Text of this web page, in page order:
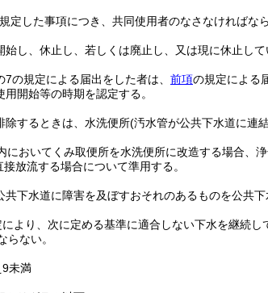
定した事項につき、共同使用者のなさなければな
し、休止し、若しくは廃止し、又は現に休止し
の規定による届出をした者は、 前項の規定による
開始等の時期を認定する。
除するときは、水洗便所(汚水管が公共下水道に連
においてくみ取便所を水洗便所に改造する場合、
放流する場合について準用する。
下水道に障害を及ぼすおそれのあるものを公共
より、次に定める基準に適合しない下水を継続
らない。
未満